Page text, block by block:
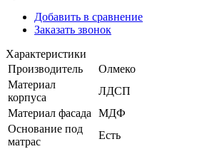
Добавить в сравнение
Заказать звонок
Характеристики
Производитель
Олмеко
Материал
корпуса
ЛДСП
Материал фасада
МДФ
Основание под
матрас
Есть